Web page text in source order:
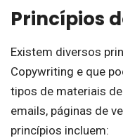
Princípios
Existem diversos
Copywriting e que
tipos de materiais
emails, páginas de
princípios incluem: